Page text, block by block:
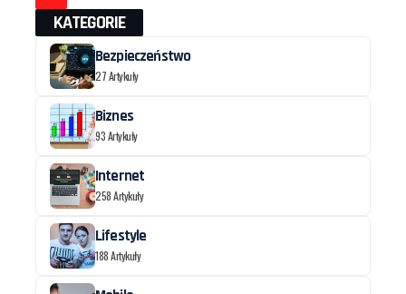
KATEGORIE
Bezpieczeństwo
27 Artykuły
Biznes
93 Artykuły
Internet
258 Artykuły
Lifestyle
188 Artykuły